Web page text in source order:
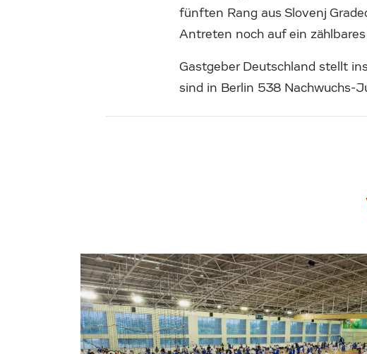
fünften Rang aus Slovenj
Antreten noch auf ein
Gastgeber Deutschland stellt
sind in Berlin 538 Nachwuchs-